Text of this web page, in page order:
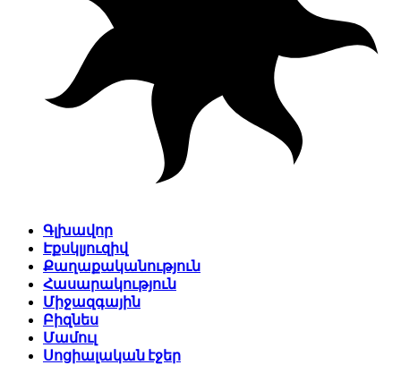
Գլխավոր
Էքսկլյուզիվ
Քաղաքականություն
Հասարակություն
Միջազգային
Բիզնես
Մամուլ
Սոցիալական էջեր